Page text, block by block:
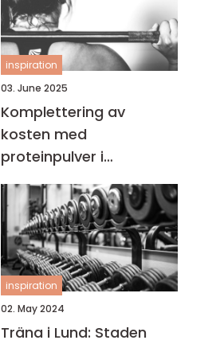
inspiration
03. June 2025
Komplettering av
kosten med
proteinpulver i
Göteborg
inspiration
02. May 2024
Träna i Lund: Staden